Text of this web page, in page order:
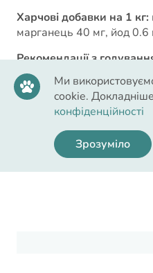
Харчові добавки на 1 кг:
марганець 40 мг, йод 0.6
Рекомендації з
Рекомендовану
Щоденна
У вихованця
Норми годування:
Ми
cookie.
конфіденційності
Зрозуміло